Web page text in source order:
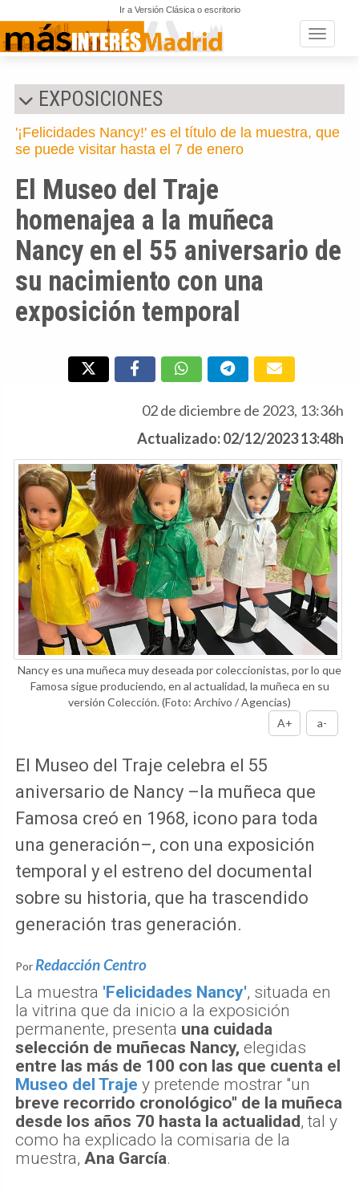
Ir a Versión Clásica o escritorio
Toggle
EXPOSICIONES
'¡Felicidades Nancy!' es el título de la muestra, que
se puede visitar hasta el 7 de enero
El Museo del Traje
homenajea a la muñeca
Nancy en el 55 aniversario de
su nacimiento con una
exposición temporal
02 de diciembre de 2023, 13:36h
Actualizado: 02/12/2023 13:48h
Nancy es una muñeca muy deseada por coleccionistas, por lo que
Famosa sigue produciendo, en al actualidad, la muñeca en su
versión Colección.(Foto: Archivo / Agencias)
A+
a-
El Museo del Traje celebra el 55
aniversario de Nancy –la muñeca que
Famosa creó en 1968, icono para toda
una generación–, con una exposición
temporal y el estreno del documental
sobre su historia, que ha trascendido
generación tras generación.
Por Redacción Centro
La muestra 'Felicidades Nancy', situada en
la vitrina que da inicio a la exposición
permanente, presenta una cuidada
selección de muñecas Nancy, elegidas
entre las más de 100 con las que cuenta el
Museo del Traje y pretende mostrar "un
breve recorrido cronológico" de la muñeca
desde los años 70 hasta la actualidad, tal y
como ha explicado la comisaria de la
muestra, Ana García.